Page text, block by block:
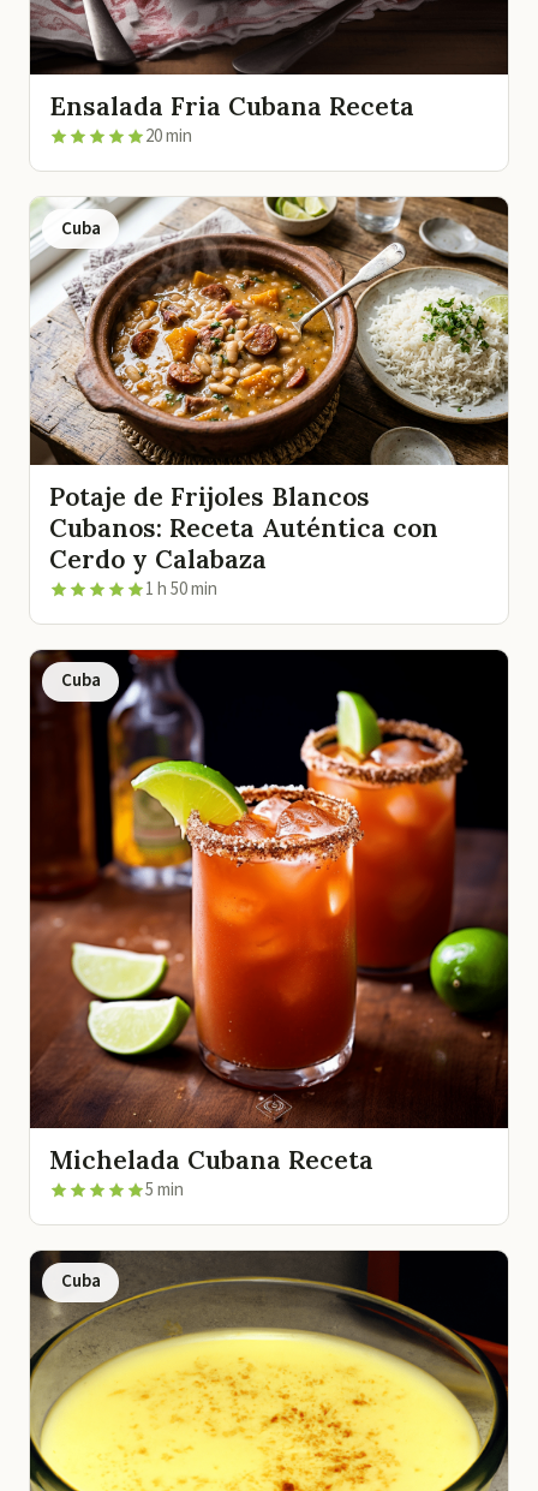
Ensalada Fria Cubana Receta
20 min
Cuba
Potaje de Frijoles Blancos
Cubanos: Receta Auténtica con
Cerdo y Calabaza
1 h 50 min
Cuba
Michelada Cubana Receta
5 min
Cuba